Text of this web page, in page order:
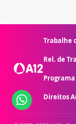
Trabalhe
Rel. de
Direitos